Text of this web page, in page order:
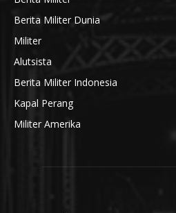
Berita Militer Dunia
Militer
Alutsista
Berita Militer Indonesia
Kapal Perang
Militer Amerika